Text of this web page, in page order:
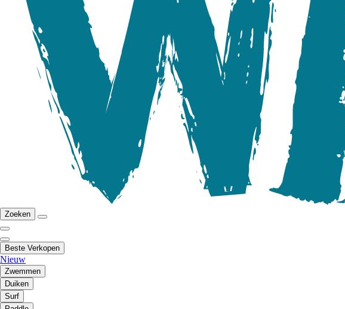
Zoeken
Beste Verkopen
Nieuw
Zwemmen
Duiken
Surf